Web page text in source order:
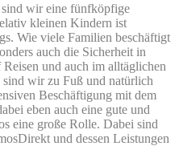
wir eine fünfköpfige
kleinen Kindern ist
Wie viele Familien beschäftigt
auch die Sicherheit in
und auch im alltäglichen
wir zu Fuß und natürlich
Beschäftigung mit dem
eben auch eine gute und
eine große Rolle. Dabei sind
und dessen Leistungen